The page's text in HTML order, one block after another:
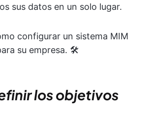
sus datos en un solo lugar.
configurar un sistema MIM
su empresa. 🛠️
los objetivos